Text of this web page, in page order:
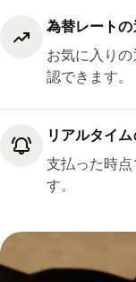
為替レート
お気に入り
認できます。
リアルタイ
支払った時
す。